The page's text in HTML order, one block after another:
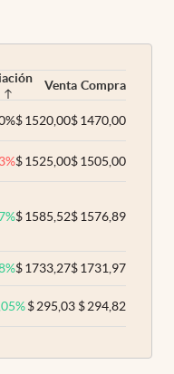
Venta Compra
%$1520,00$1470,00
%$1525,00$1505,00
%$1585,52$1576,89
%$1733,27$1731,97
% $295,03 $294,82